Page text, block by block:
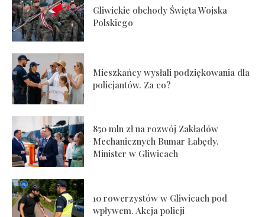
Gliwickie obchody Święta Wojska
Polskiego
Mieszkańcy wysłali podziękowania dla
policjantów. Za co?
850 mln zł na rozwój Zakładów
Mechanicznych Bumar Łabędy.
Minister w Gliwicach
10 rowerzystów w Gliwicach pod
wpływem. Akcja policji